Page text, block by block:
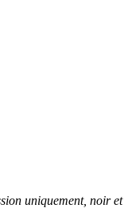
uniquement, noir et